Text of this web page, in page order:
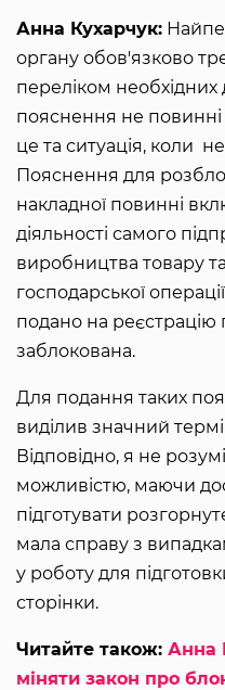
Анна Кухарчук:
органу обов'язково
переліком необхідних
пояснення не
це та ситуація, коли
Пояснення для
накладної повинні
діяльності самого
виробництва товару
господарської
подано на реєстрацію
заблокована.
Для подання таких
виділив значний
Відповідно, я не
можливістю, маючи
підготувати
мала справу з
у роботу для
сторінки.
Читайте також: Анна
міняти закон про